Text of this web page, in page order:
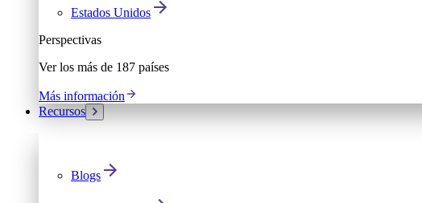
Estados Unidos
Perspectivas
Ver los más de 187 países
Más información
Recursos
Blogs